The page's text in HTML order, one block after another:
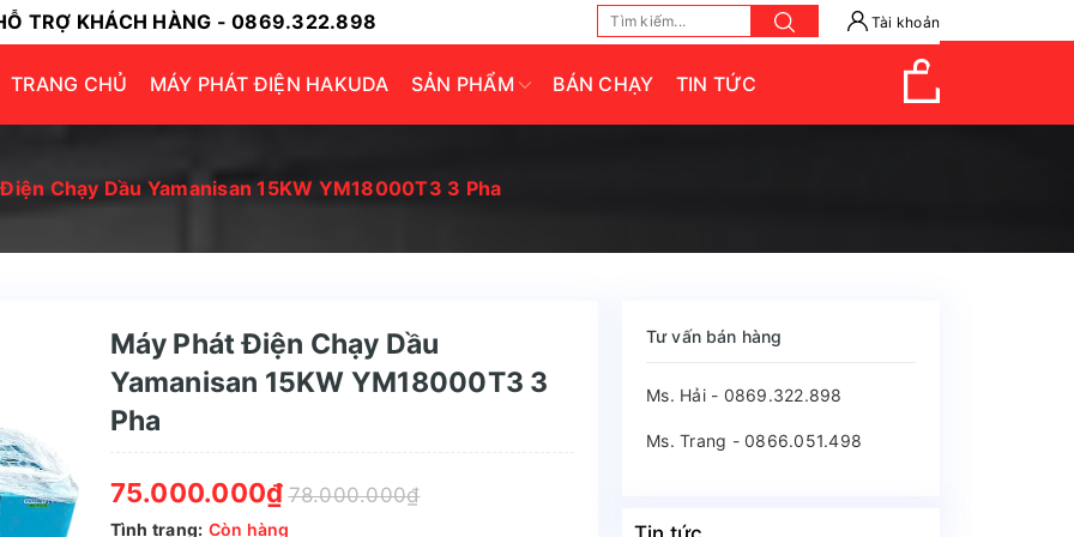
TRỢ KHÁCH HÀNG - 0869.322.898 Tài khoản
TRANG CHỦ MÁY PHÁT ĐIỆN HAKUDA SẢN PHẨM BÁN CHẠY TIN TỨC
Chạy Dầu Yamanisan 15KW YM18000T3 3 Pha
Máy Phát Điện Chạy Dầu
Yamanisan 15KW YM18000T3 3
Pha
75.000.000₫ 78.000.000₫
Tình trạng: Còn hàng
Tư vấn bán hàng
Ms. Hải - 0869.322.898
Ms. Trang - 0866.051.498